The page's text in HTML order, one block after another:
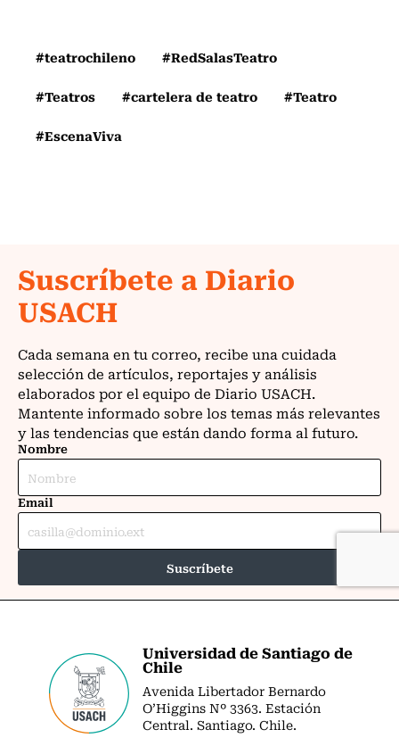
#teatrochileno
#RedSalasTeatro
#Teatros
#cartelera de teatro
#Teatro
#EscenaViva
Universidad de Santiago de
Chile
Avenida Libertador Bernardo
O’Higgins Nº 3363. Estación
Central. Santiago. Chile.